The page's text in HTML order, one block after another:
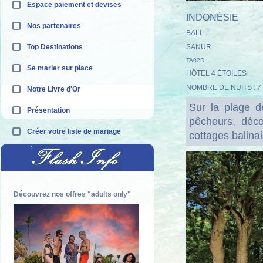
Espace paiement et devises
Nos partenaires
Top Destinations
Se marier sur place
Notre Livre d'Or
Présentation
Créer votre liste de mariage
Découvrez nos offres "adults only"
INDONÉSIE
BALI
SANUR
TA02D
HÔTEL 4 ÉTOILES
NOMBRE DE NUITS :
Sur la plage
pêcheurs,
cottages